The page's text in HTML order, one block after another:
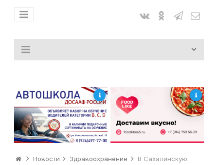
Новости Здравоохранение
В Сахалинскую